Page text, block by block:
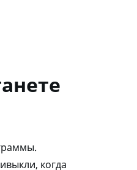
когда